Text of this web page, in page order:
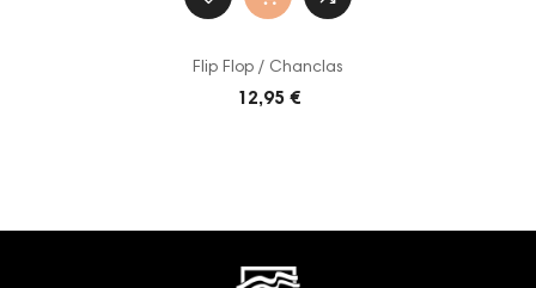
Flip Flop / Chanclas
12,95 €